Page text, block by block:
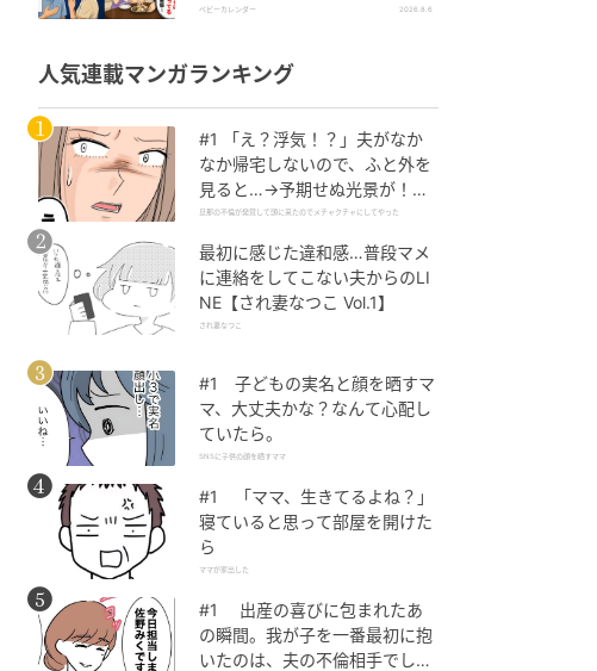
れた末路とは
ベビーカレンダー 2026.8.6
人気連載マンガランキング
#1 「え？浮気！？」夫がなか
なか帰宅しないので、ふと外を
見ると…→予期せぬ光景が！｜
旦那の不倫が発覚して頭に来た
旦那の不倫が発覚して頭に来たのでメチャクチャにしてやった
最初に感じた違和感…普段マメ
に連絡をしてこない夫からのLI
NE【され妻なつこ Vol.1】
され妻なつこ
#1 子どもの実名と顔を晒すマ
マ、大丈夫かな？なんて心配し
ていたら。
SNSに子供の顔を晒すママ
#1 「ママ、生きてるよね？」
寝ていると思って部屋を開けた
ら
ママが家出した
#1 出産の喜びに包まれたあ
の瞬間。我が子を一番最初に抱
いたのは、夫の不倫相手でし